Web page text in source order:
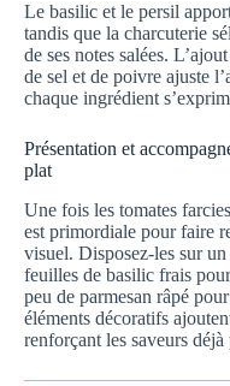
Le basilic et le persil
tandis que la charcuterie
de ses notes salées.
de sel et de poivre ajuste
chaque ingrédient
Présentation et
plat
Une fois les tomates
est primordiale pour faire
visuel. Disposez-les sur
feuilles de basilic frais
peu de parmesan râpé
éléments décoratifs
renforçant les saveurs déjà